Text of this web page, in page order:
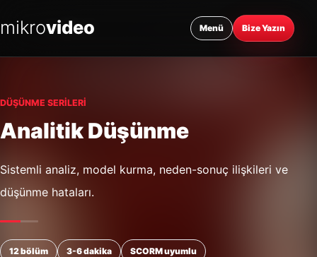
mikrovideo Menü Bize Yazın
DÜŞÜNME SERILERI
Analitik Düşünme
Sistemli analiz, model kurma, neden-sonuç ilişkileri ve
düşünme hataları.
12 bölüm 3-6 dakika SCORM uyumlu